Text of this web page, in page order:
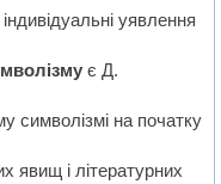
уявлення
є Д.
символізмі на початку
явищ і літературних